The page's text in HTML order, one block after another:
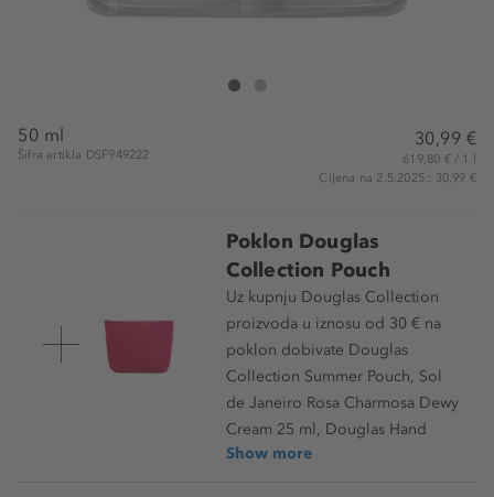
Douglas Collection Anti-Age Night Cream
50 ml
Šifra artikla DSF949222
30,99 €
619,80 € / 1 l
Cijena na 2.5.2025.: 30,99 €
Poklon Douglas
Collection Pouch
Uz kupnju Douglas Collection
proizvoda u iznosu od 30 € na
poklon dobivate Douglas
Collection Summer Pouch, Sol
de Janeiro Rosa Charmosa Dewy
Cream 25 ml, Douglas Hand
Show more